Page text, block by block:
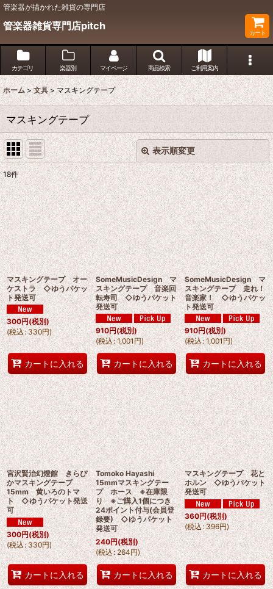
管楽器が描かれた雑貨の専門店
管楽器雑貨専門店pitch
カート
カテゴリ 楽器別 マイページ 商品検索 ご利用案内
ホーム > 文具 > マスキングテープ
マスキングテープ
表示順変更
表示数:
並び順:
絞り込む
閉じる
18件
マスキングテープ オー
ケストラ ◇ゆうパケッ
ト発送可
300円(税別)
(税込: 330円)
カートに入れる
SomeMusicDesign マ
スキングテープ 音楽回
転寿司 ◇ゆうパケット
発送可
910円(税別)
(税込: 1,001 円)
カートに入れる
SomeMusicDesign マ
スキングテープ 走れ！
音楽家！ ◇ゆうパケッ
ト発送可
910円(税別)
(税込: 1,001円)
カートに入れる
宮沢賢治幻燈館 きらぴ
かマスキングテープ
15mm 黄いろのトマ
ト ◇ゆうパケット発送
可
300円(税別)
(税込: 330円)
カートに入れる
Tomoko Hayashi
15mmマスキングテー
プ ホース ※在庫限
り ※ご購入1個につき
24ポイント付与(会員登
録要) ◇ゆうパケット
発送可
240円(税別)
(税込: 264円)
カートに入れる
マスキングテープ 花と
ホルン ◇ゆうパケット
発送可
360円(税別)
(税込: 396円)
カートに入れる